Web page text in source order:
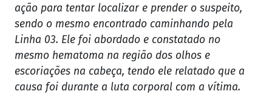
ação para tentar localizar e prender o suspeito,
sendo o mesmo encontrado caminhando pela
Linha 03. Ele foi abordado e constatado no
mesmo hematoma na região dos olhos e
escoriações na cabeça, tendo ele relatado que a
causa foi durante a luta corporal com a vítima.